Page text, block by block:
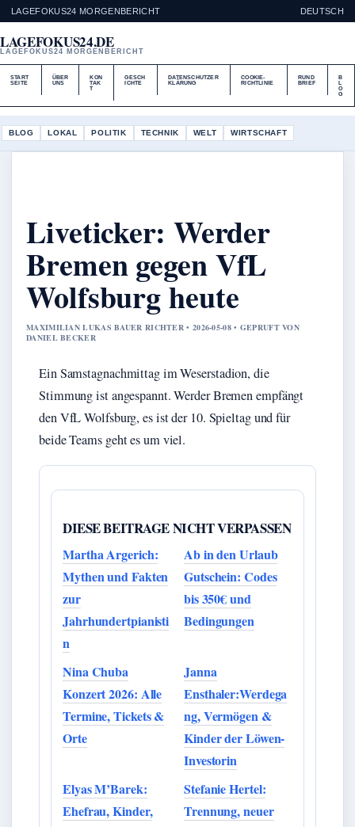
LAGEFOKUS24 MORGENBERICHT DEUTSCH
LAGEFOKUS24.DE
LAGEFOKUS24 MORGENBERICHT
START
SEITE
ÜBER
UNS
KON
TAK
T
GESCH
ICHTE
DATENSCHUTZER
KLÄRUNG
COOKIE-
RICHTLINIE
RUND
BRIEF
B
O
G
BLOG LOKAL POLITIK TECHNIK WELT WIRTSCHAFT
Liveticker: Werder
Bremen gegen VfL
Wolfsburg heute
MAXIMILIAN LUKAS BAUER RICHTER • 2026-05-08 • GEPRUFT VON
DANIEL BECKER
Ein Samstagnachmittag im Weserstadion, die
Stimmung ist angespannt. Werder Bremen empfängt
den VfL Wolfsburg, es ist der 10. Spieltag und für
beide Teams geht es um viel.
DIESE BEITRAGE NICHT VERPASSEN
Martha Argerich:
Mythen und Fakten
zur
Jahrhundertpianisti
n
Ab in den Urlaub
Gutschein: Codes
bis 350€ und
Bedingungen
Nina Chuba
Konzert 2026: Alle
Termine, Tickets &
Orte
Janna
Ensthaler:Werdega
ng, Vermögen &
Kinder der Löwen-
Investorin
Elyas M’Barek:
Ehefrau, Kinder,
Stefanie Hertel:
Trennung, neuer